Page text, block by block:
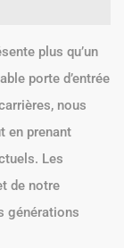
plus qu’un
porte d’entrée
nous
en prenant
Les
de notre
générations